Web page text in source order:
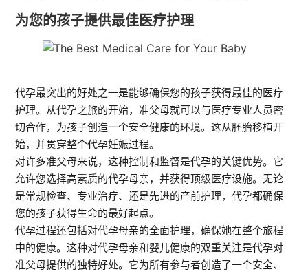
为您的孩子提供最佳医疗护理
代孕最突出的好处之一是能够确保您的孩子获得最佳的医疗
护理。从代孕之旅的开始，准父母就可以与医疗专业人员密
切合作，为孩子创造一个安全健康的环境。这从胚胎移植开
始，并贯穿整个代孕妊娠过程。
对许多准父母来说，这种控制和监督是代孕的关键优势。它
允许您选择高素质的代孕母亲，并获得顶级医疗设施。无论
是常规检查、专业治疗、还是先进的产前护理，代孕都确保
您的孩子获得生命的最好起点。
代孕过程还包括对代孕母亲的全面护理，确保她在整个旅程
中的健康。这种对代孕母亲和婴儿健康的双重关注是代孕对
准父母提供的独特好处。它为所有参与者创造了一个安全、